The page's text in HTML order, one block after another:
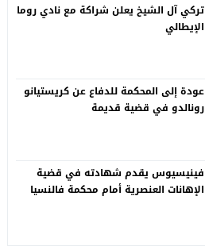
تركي آل الشيخ يعلن شراكة مع نادي روما
الإيطالي
عودة إلى المحكمة للدفاع عن كريستيانو
رونالدو في قضية قديمة
فينيسيوس يقدم شهادته في قضية
الإهانات العنصرية أمام محكمة فالنسيا